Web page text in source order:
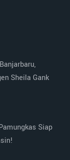
Sheila Gank
Siap